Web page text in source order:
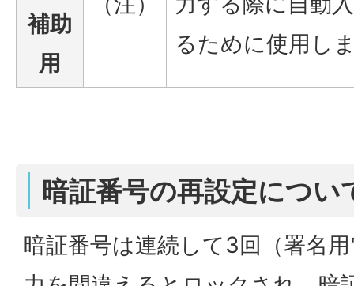
補助
用
るために使用し
暗証番号の再設定につい
暗証番号は連続して3回（署名